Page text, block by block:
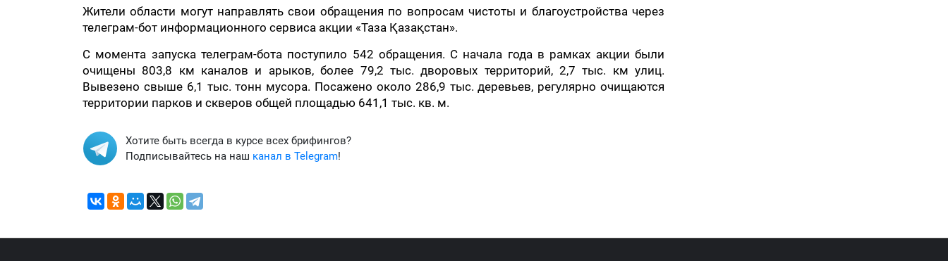
Жители области могут направлять свои обращения по вопросам чистоты и благоустройства через
телеграм-бот информационного сервиса акции «Таза Қазақстан».
С момента запуска телеграм-бота поступило 542 обращения. С начала года в рамках акции были
очищены 803,8 км каналов и арыков, более 79,2 тыс. дворовых территорий, 2,7 тыс. км улиц.
Вывезено свыше 6,1 тыс. тонн мусора. Посажено около 286,9 тыс. деревьев, регулярно очищаются
территории парков и скверов общей площадью 641,1 тыс. кв. м.
Хотите быть всегда в курсе всех брифингов?
Подписывайтесь на наш канал в Telegram!